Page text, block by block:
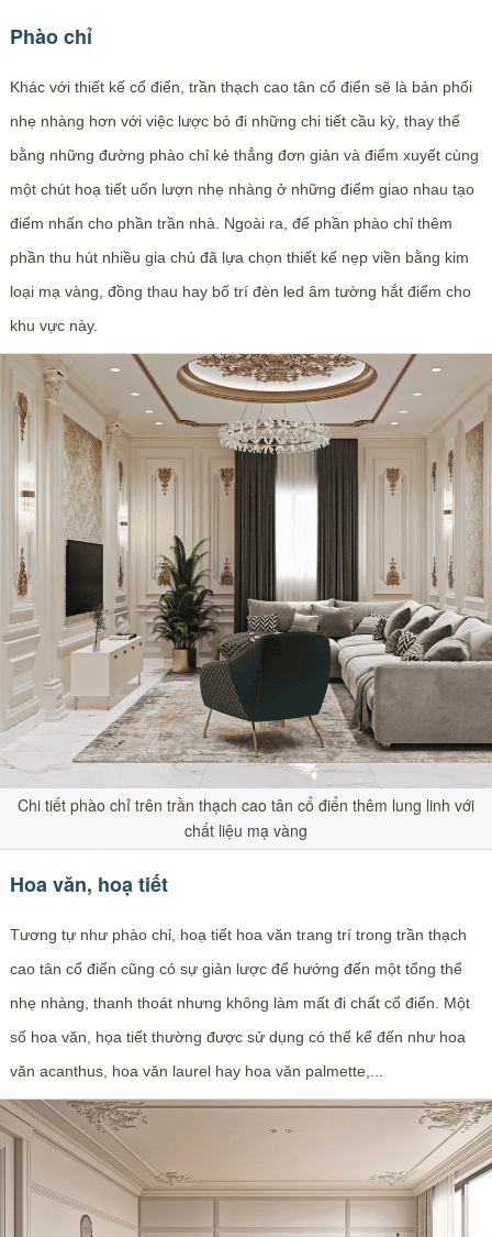
Phào chỉ
Khác với thiết kế cổ điển, trần thạch cao tân cổ điển sẽ là bản phối
nhẹ nhàng hơn với việc lược bỏ đi những chi tiết cầu kỳ, thay thế
bằng những đường phào chỉ kẻ thẳng đơn giản và điểm xuyết cùng
một chút hoạ tiết uốn lượn nhẹ nhàng ở những điểm giao nhau tạo
điểm nhấn cho phần trần nhà. Ngoài ra, để phần phào chỉ thêm
phần thu hút nhiều gia chủ đã lựa chọn thiết kế nẹp viền bằng kim
loại mạ vàng, đồng thau hay bố trí đèn led âm tường hắt điểm cho
khu vực này.
Chi tiết phào chỉ trên trần thạch cao tân cổ điển thêm lung linh với
chất liệu mạ vàng
Hoa văn, hoạ tiết
Tương tự như phào chỉ, hoạ tiết hoa văn trang trí trong trần thạch
cao tân cổ điển cũng có sự giản lược để hướng đến một tổng thể
nhẹ nhàng, thanh thoát nhưng không làm mất đi chất cổ điển. Một
số hoa văn, họa tiết thường được sử dụng có thể kể đến như hoa
văn acanthus, hoa văn laurel hay hoa văn palmette,...